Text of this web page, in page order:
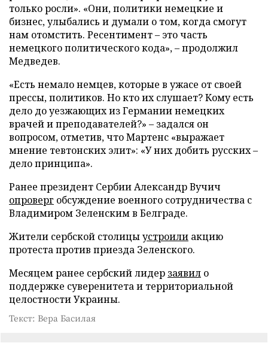
только росли». «Они, политики немецкие и
бизнес, улыбались и думали о том, когда смогут
нам отомстить. Ресентимент – это часть
немецкого политического кода», – продолжил
Медведев.
«Есть немало немцев, которые в ужасе от своей
прессы, политиков. Но кто их слушает? Кому есть
дело до уезжающих из Германии немецких
врачей и преподавателей?» – задался он
вопросом, отметив, что Мартенс «выражает
мнение тевтонских элит»: «У них добить русских –
дело принципа».
Ранее президент Сербии Александр Вучич
опроверг обсуждение военного сотрудничества с
Владимиром Зеленским в Белграде.
Жители сербской столицыустроили акцию
протеста против приезда Зеленского.
Месяцем ранее сербский лидер заявил о
поддержке суверенитета и территориальной
целостности Украины.
Текст: Вера Басилая